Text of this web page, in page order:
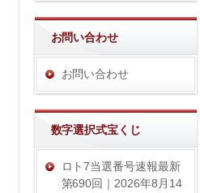
お問い合わせ
お問い合わせ
数字選択式宝くじ
ロト7当選番号速報最新
第690回｜2026年8月14